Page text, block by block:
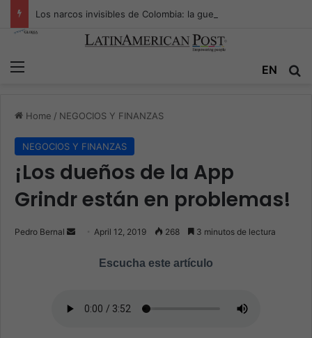
EN
Home / NEGOCIOS Y FINANZAS
NEGOCIOS Y FINANZAS
¡Los dueños de la App
Grindr están en problemas!
Pedro Bernal April 12, 2019 268 3 minutos de lectura
Escucha este artículo